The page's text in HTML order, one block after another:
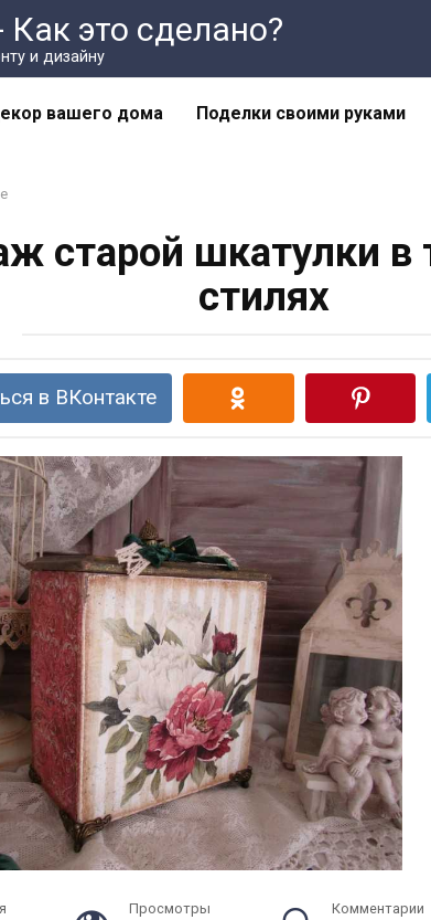
Как это сделано?
и дизайну
вашего дома Поделки своими руками
старой шкатулки в
стилях
в ВКонтакте
Просмотры Комментарии